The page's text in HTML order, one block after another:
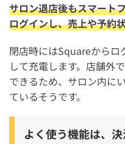
サロン退店後もスマート
ログインし、売上や予約
閉店時にはSquareからロ
して充電します。店舗外
できるため、サロン内に
ているそうです。
よく使う機能は、